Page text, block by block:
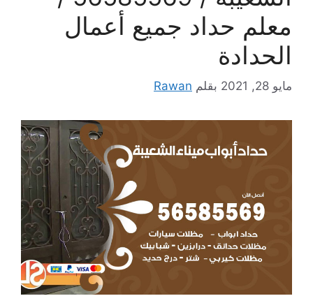
معلم حداد جميع أعمال
الحدادة
مايو 28, 2021 بقلم Rawan